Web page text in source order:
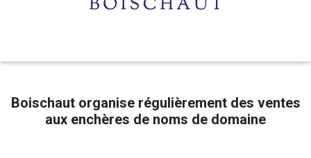
Boischaut organise régulièrement des ventes
aux enchères de noms de domaine